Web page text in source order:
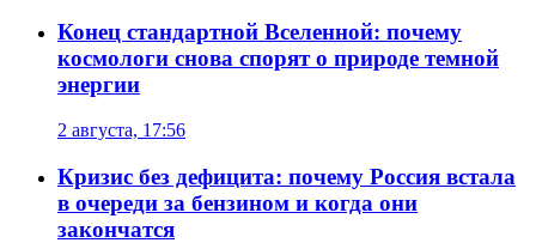
Конец стандартной Вселенной: почему
космологи снова спорят о природе темной
энергии
2 августа, 17:56
Кризис без дефицита: почему Россия встала
в очереди за бензином и когда они
закончатся